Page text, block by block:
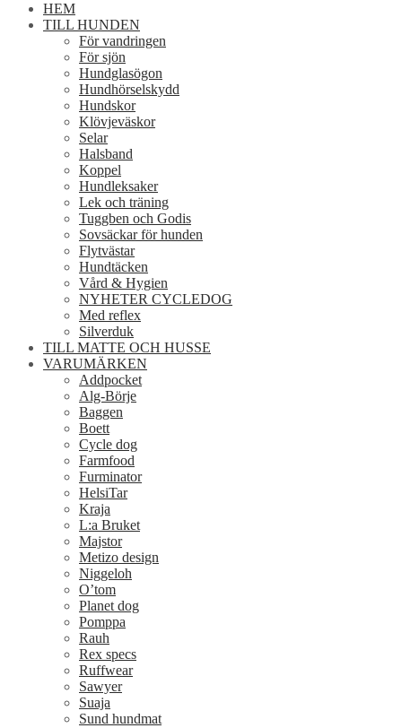
HEM
TILL HUNDEN
För vandringen
För sjön
Hundglasögon
Hundhörselskydd
Hundskor
Klövjeväskor
Selar
Halsband
Koppel
Hundleksaker
Lek och träning
Tuggben och Godis
Sovsäckar för hunden
Flytvästar
Hundtäcken
Vård & Hygien
NYHETER CYCLEDOG
Med reflex
Silverduk
TILL MATTE OCH HUSSE
VARUMÄRKEN
Addpocket
Alg-Börje
Baggen
Boett
Cycle dog
Farmfood
Furminator
HelsiTar
Kraja
L:a Bruket
Majstor
Metizo design
Niggeloh
O’tom
Planet dog
Pomppa
Rauh
Rex specs
Ruffwear
Sawyer
Suaja
Sund hundmat